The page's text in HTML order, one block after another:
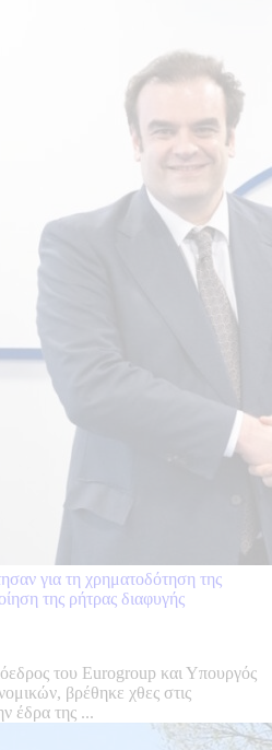
για τη χρηματοδότηση της
της ρήτρας διαφυγής
του Eurogroup και Υπουργός
βρέθηκε χθες στις
έδρα της ...